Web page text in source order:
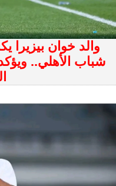
والد خوان
شباب الأهلي..